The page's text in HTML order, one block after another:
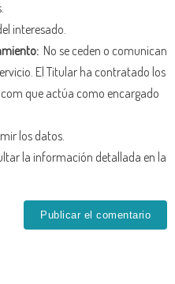
interesado.
No se ceden o comunican
El Titular ha contratado los
que actúa como encargado
los datos.
la información detallada en la